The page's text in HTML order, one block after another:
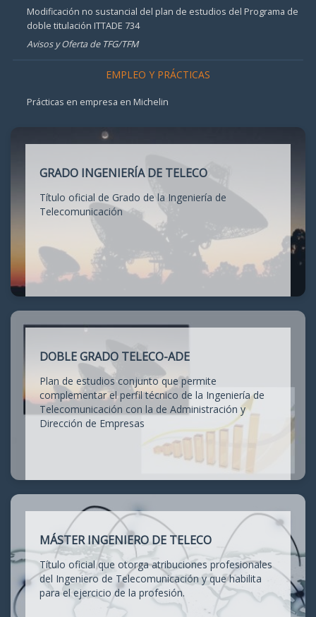
Modificación no sustancial del plan de estudios del Programa de
doble titulación ITTADE 734
Avisos y Oferta de TFG/TFM
EMPLEO Y PRÁCTICAS
Prácticas en empresa en Michelin
GRADO INGENIERÍA DE TELECO
Título oficial de Grado de la Ingeniería de
Telecomunicación
DOBLE GRADO TELECO-ADE
Plan de estudios conjunto que permite
complementar el perfil técnico de la Ingeniería de
Telecomunicación con la de Administración y
Dirección de Empresas
MÁSTER INGENIERO DE TELECO
Título oficial que otorga atribuciones profesionales
del Ingeniero de Telecomunicación y que habilita
para el ejercicio de la profesión.